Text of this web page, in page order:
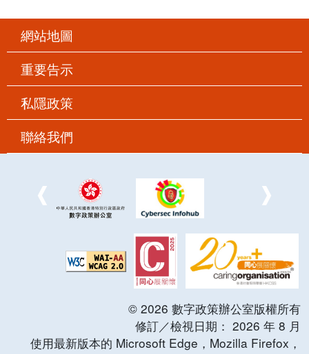
網站地圖
重要告示
私隱政策
聯絡我們
© 2026 數字政策辦公室版權所有
修訂／檢視日期： 2026 年 8 月
使用最新版本的 Microsoft Edge，Mozilla Firefox，